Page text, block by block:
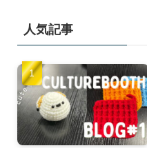
人気記事